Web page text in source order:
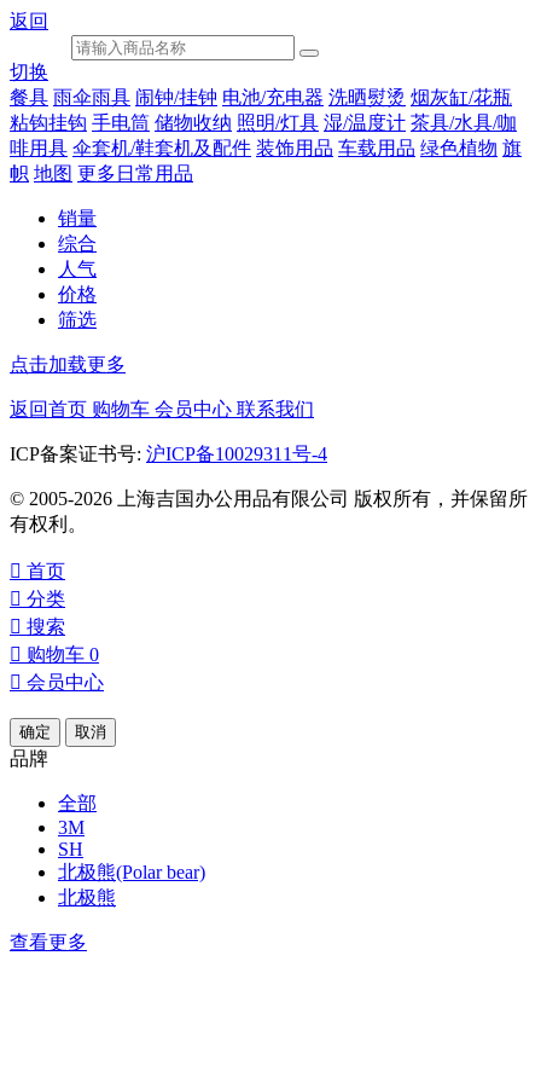
返回
切换
餐具 雨伞雨具 闹钟/挂钟 电池/充电器 洗晒熨烫 烟灰缸/花瓶
粘钩挂钩 手电筒 储物收纳 照明/灯具 湿/温度计 茶具/水具/咖
啡用具 伞套机/鞋套机及配件 装饰用品 车载用品 绿色植物 旗
帜 地图 更多日常用品
销量
综合
人气
价格
筛选
点击加载更多
返回首页 购物车 会员中心 联系我们
ICP备案证书号: 沪ICP备10029311号-4
© 2005-2026 上海吉国办公用品有限公司 版权所有，并保留所
有权利。
 首页
 分类
 搜索
 购物车 0
 会员中心
确定 取消
品牌
全部
3M
SH
北极熊(Polar bear)
北极熊
查看更多